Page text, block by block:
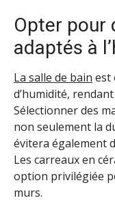
Opter pour
adaptés à
La salle de bain est
d’humidité,
Sélectionner des
non seulement la
évitera également
Les carreaux en
option privilégiée
murs.